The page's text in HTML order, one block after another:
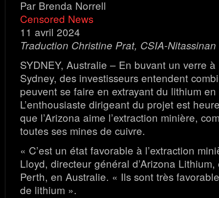
Par Brenda Norrell
Censored News
11 avril 2024
Traduction Christine Prat, CSIA-Nitassinan
SYDNEY, Australie – En buvant un verre à
Sydney, des investisseurs entendent
peuvent se faire en extrayant du lithium
L’enthousiaste dirigeant du projet est
que l’Arizona aime l’extraction minière,
toutes ses mines de cuivre.
« C’est un état favorable à l’extraction
Lloyd, directeur général d’Arizona
Perth, en Australie. « Ils sont très
de lithium ».